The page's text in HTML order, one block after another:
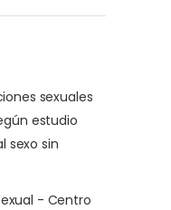
sexuales
estudio
sexo sin
- Centro